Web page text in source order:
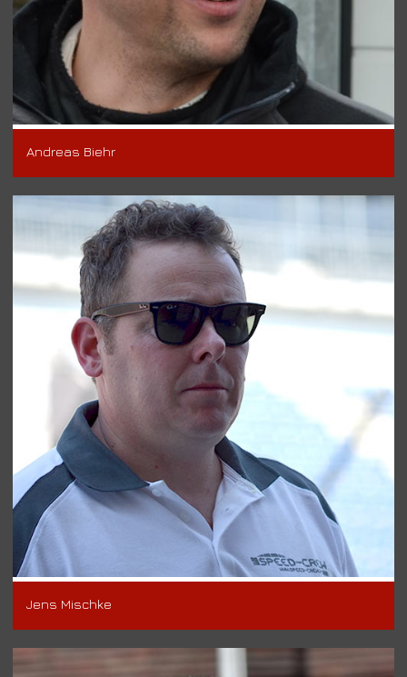
Andreas Biehr
Jens Mischke